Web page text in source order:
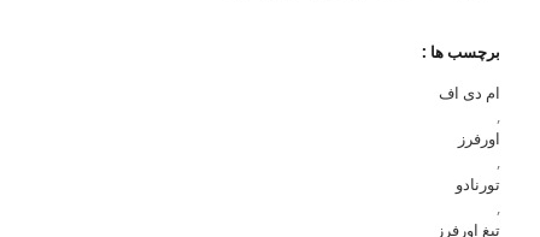
برچسب ها :
ام دی اف
,
اورفرز
,
تورنادو
,
تیغ اورفرز